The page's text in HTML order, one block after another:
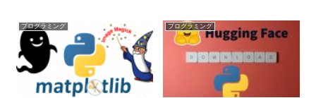
プログラミング プログラミング